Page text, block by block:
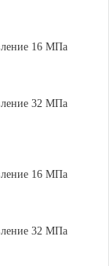
16 МПа
32 МПа
16 МПа
32 МПа